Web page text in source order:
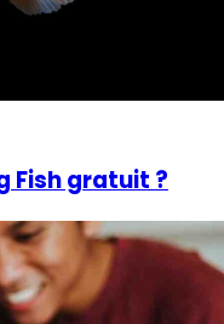
Fish gratuit ?